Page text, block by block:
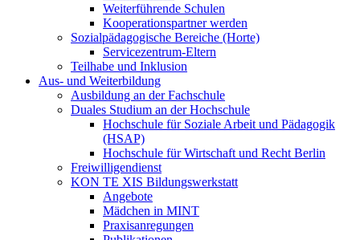
Weiterführende Schulen
Kooperationspartner werden
Sozialpädagogische Bereiche (Horte)
Servicezentrum-Eltern
Teilhabe und Inklusion
Aus- und Weiterbildung
Ausbildung an der Fachschule
Duales Studium an der Hochschule
Hochschule für Soziale Arbeit und Pädagogik
(HSAP)
Hochschule für Wirtschaft und Recht Berlin
Freiwilligendienst
KON TE XIS Bildungswerkstatt
Angebote
Mädchen in MINT
Praxisanregungen